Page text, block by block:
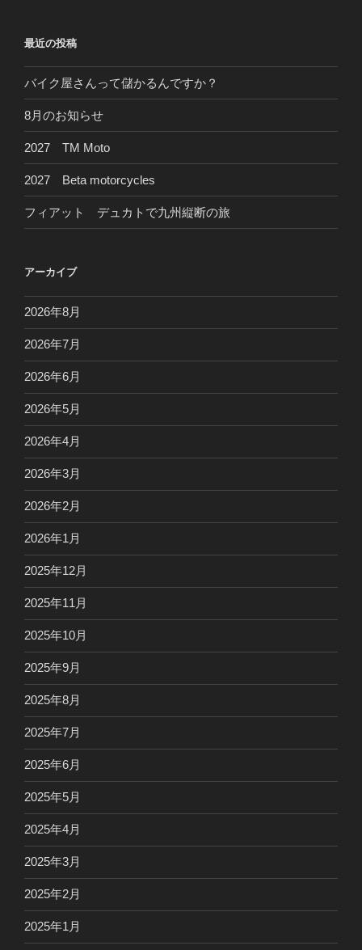
最近の投稿
バイク屋さんって儲かるんですか？
8月のお知らせ
2027 TM Moto
2027 Beta motorcycles
フィアット デュカトで九州縦断の旅
アーカイブ
2026年8月
2026年7月
2026年6月
2026年5月
2026年4月
2026年3月
2026年2月
2026年1月
2025年12月
2025年11月
2025年10月
2025年9月
2025年8月
2025年7月
2025年6月
2025年5月
2025年4月
2025年3月
2025年2月
2025年1月